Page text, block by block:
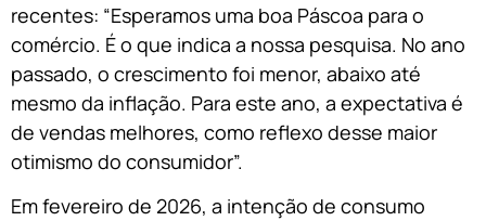
recentes: “Esperamos uma boa Páscoa para o
comércio. É o que indica a nossa pesquisa. No ano
passado, o crescimento foi menor, abaixo até
mesmo da inflação. Para este ano, a expectativa é
de vendas melhores, como reflexo desse maior
otimismo do consumidor”.
Em fevereiro de 2026, a intenção de consumo